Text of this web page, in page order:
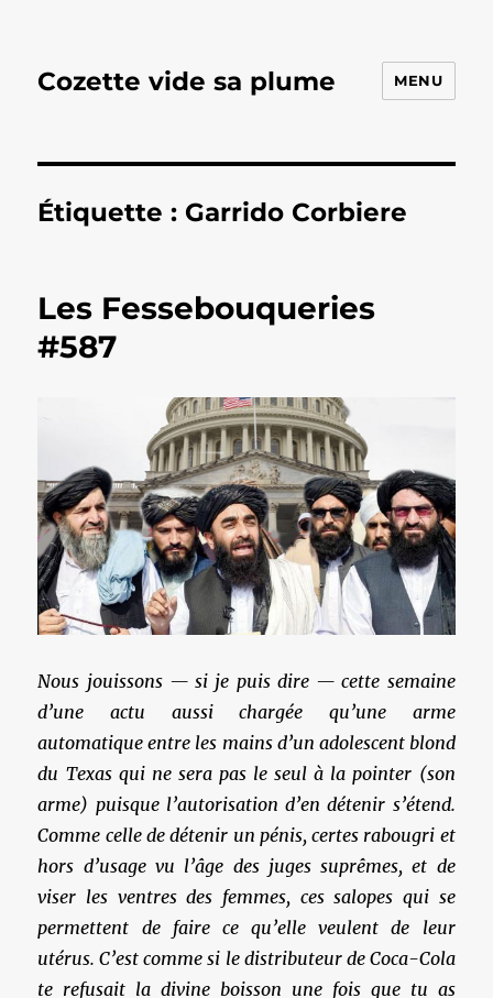
Cozette vide sa plume MENU
Étiquette : Garrido Corbiere
Les Fessebouqueries
#587
Nous jouissons — si je puis dire — cette semaine
d’une actu aussi chargée qu’une arme
automatique entre les mains d’un adolescent blond
du Texas qui ne sera pas le seul à la pointer (son
arme) puisque l’autorisation d’en détenir s’étend.
Comme celle de détenir un pénis, certes rabougri et
hors d’usage vu l’âge des juges suprêmes, et de
viser les ventres des femmes, ces salopes qui se
permettent de faire ce qu’elle veulent de leur
utérus. C’est comme si le distributeur de Coca-Cola
te refusait la divine boisson une fois que tu as